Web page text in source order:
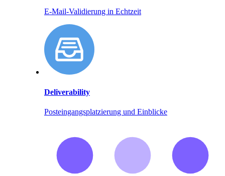
E-Mail-Validierung in Echtzeit
Deliverability
Posteingangsplatzierung und Einblicke